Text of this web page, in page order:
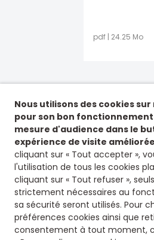
pdf | 24.25 Mo
Nous utilisons des cookies
pour son bon fonctionnement
mesure d'audience dans le
expérience de visite
cliquant sur « Tout accepter »,
l'utilisation de tous les cookies
cliquant sur « Tout refuser »,
strictement nécessaires au
sa sécurité seront utilisés. Pour
préférences cookies ainsi que
consentement à tout moment,